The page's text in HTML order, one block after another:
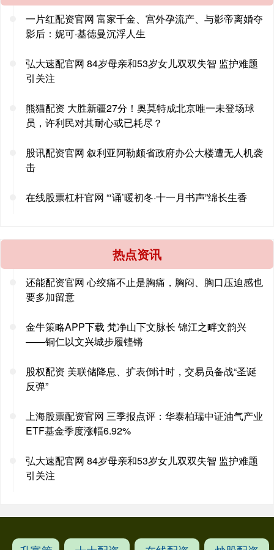
一片红配资官网 富家千金、宫外孕流产、与影帝离婚夺
影后：妮可·基德曼沉浮人生
弘大速配官网 84岁母亲和53岁女儿双双失智 监护难题
引关注
熊猫配资 大胜新疆27分！奥莫特成北京唯一未登场球
员，许利民对其耐心或已耗尽？
股讯配资官网 叙利亚阿勒颇省政府办公大楼遭无人机袭
击
在线股票杠杆官网 “‘诵’暖初冬·十一月书声”绵长生香
热点资讯
还能配资官网 心绞痛不止是胸痛，胸闷、胸口压迫感也
要多加留意
金牛策略APP下载 梵净山下文脉长 锦江之畔文韵兴
——铜仁以文兴城步履铿锵
股权配资 美联储降息、扩表倒计时，交易员备战“圣诞
反弹”
上海股票配资官网 三季报点评：华泰柏瑞中证油气产业
ETF基金季度涨幅6.92%
弘大速配官网 84岁母亲和53岁女儿双双失智 监护难题
引关注